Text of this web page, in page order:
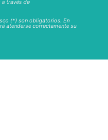
a través de
(*) son obligatorios. En
atenderse correctamente su